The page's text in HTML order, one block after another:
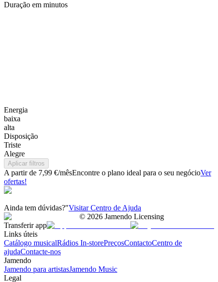
Duração em minutos
Energia
baixa
alta
Disposição
Triste
Alegre
Aplicar filtros
A partir de 7,99 €/mêsEncontre o plano ideal para o seu negócioVer
ofertas!
Ainda tem dúvidas?"Visitar Centro de Ajuda
© 2026 Jamendo Licensing
Transferir app
Links úteis
Catálogo musicalRádios In-storePreçosContactoCentro de
ajudaContacte-nos
Jamendo
Jamendo para artistasJamendo Music
Legal